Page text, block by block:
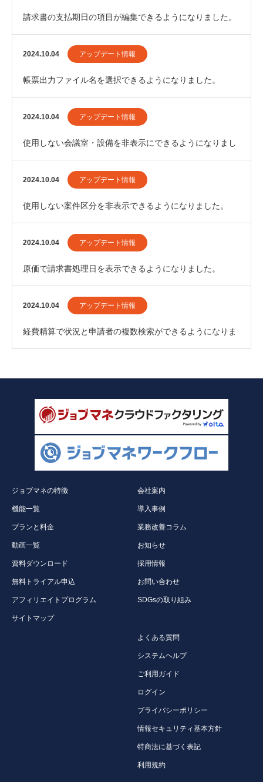
請求書の支払期日の項目が編集できるようになりました。
2024.10.04 アップデート情報
帳票出力ファイル名を選択できるようになりました。
2024.10.04 アップデート情報
使用しない会議室・設備を非表示にできるようになりまし
た。
2024.10.04 アップデート情報
使用しない案件区分を非表示できるようになりました。
2024.10.04 アップデート情報
原価で請求書処理日を表示できるようになりました。
2024.10.04 アップデート情報
経費精算で状況と申請者の複数検索ができるようになりま
ジョブマネの特徴
機能一覧
プランと料金
動画一覧
資料ダウンロード
無料トライアル申込
アフィリエイトプログラム
サイトマップ
会社案内
導入事例
業務改善コラム
お知らせ
採用情報
お問い合わせ
SDGsの取り組み
よくある質問
システムヘルプ
ご利用ガイド
ログイン
プライバシーポリシー
情報セキュリティ基本方針
特商法に基づく表記
利用規約